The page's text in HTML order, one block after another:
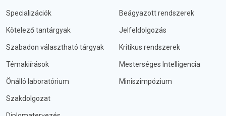
Specializációk
Kötelező tantárgyak
Szabadon választható tárgyak
Témakiírások
Önálló laboratórium
Szakdolgozat
Beágyazott rendszerek
Jelfeldolgozás
Kritikus rendszerek
Mesterséges Intelligencia
Miniszimpózium